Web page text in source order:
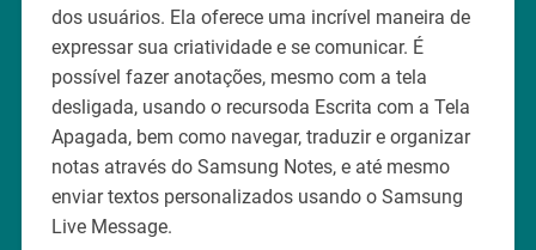
dos usuários. Ela oferece uma incrível maneira de
expressar sua criatividade e se comunicar. É
possível fazer anotações, mesmo com a tela
desligada, usando o recursoda Escrita com a Tela
Apagada, bem como navegar, traduzir e organizar
notas através do Samsung Notes, e até mesmo
enviar textos personalizados usando o Samsung
Live Message.